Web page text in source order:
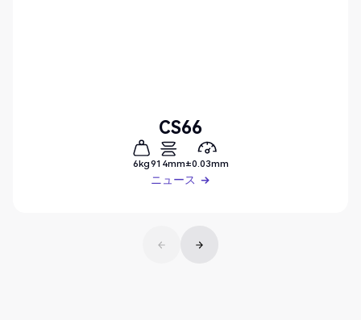
CS66
6kg914mm±0.03mm
ニュース